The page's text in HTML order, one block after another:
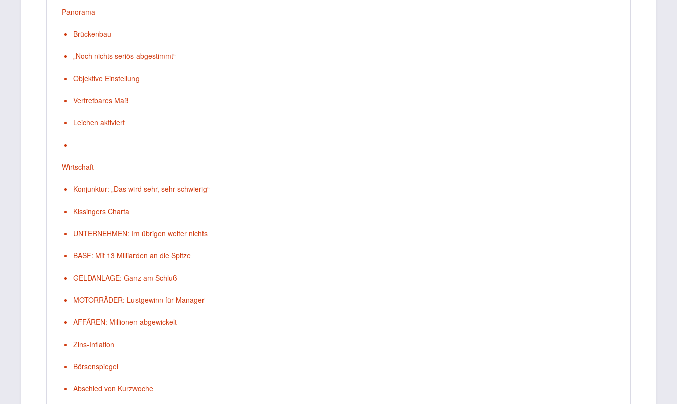
Panorama
Brückenbau
„Noch nichts seriös abgestimmt“
Objektive Einstellung
Vertretbares Maß
Leichen aktiviert
Wirtschaft
Konjunktur: „Das wird sehr, sehr schwierig“
Kissingers Charta
UNTERNEHMEN: Im übrigen weiter nichts
BASF: Mit 13 Milliarden an die Spitze
GELDANLAGE: Ganz am Schluß
MOTORRÄDER: Lustgewinn für Manager
AFFÄREN: Millionen abgewickelt
Zins-Inflation
Börsenspiegel
Abschied von Kurzwoche